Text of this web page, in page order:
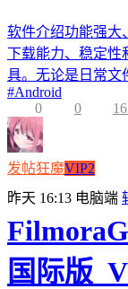
软件介绍功能强大
下载能力、稳定性
具。无论是日常文
#Android
0
0
发帖狂魔VIP2
昨天 16:13 电脑端
国际版